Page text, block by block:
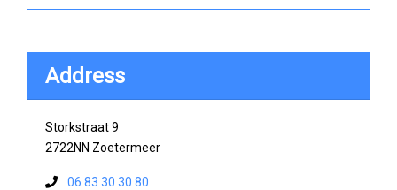
Address
Storkstraat 9
2722NN Zoetermeer
06 83 30 30 80